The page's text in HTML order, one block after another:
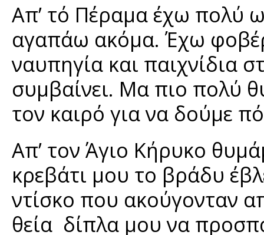
Απ’ τό Πέραμα έχω πολύ
αγαπάω ακόμα. Έχω
ναυπηγία και παιχνίδια
συμβαίνει. Μα πιο πολύ
τον καιρό για να δούμε
Απ’ τον Άγιο Κήρυκο
κρεβάτι μου το βράδυ
ντίσκο που ακούγονταν
θεία δίπλα μου να